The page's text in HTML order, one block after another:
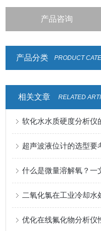
产品咨询
产品分类 PRODUCT
相关文章 RELATED
软化水水质硬度分析仪
超声波液位计的选型要
什么是微量溶解氧？一
二氧化氯在工业冷却水
优化在线氟化物分析仪